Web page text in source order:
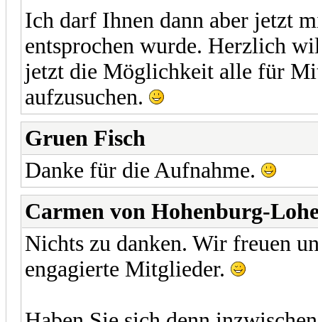
Ich darf Ihnen dann aber jetzt
entsprochen wurde. Herzlich
jetzt die Möglichkeit alle für
aufzusuchen.
Gruen Fisch
Danke für die Aufnahme.
Carmen von Hohenburg-
Nichts zu danken. Wir freuen
engagierte Mitglieder.